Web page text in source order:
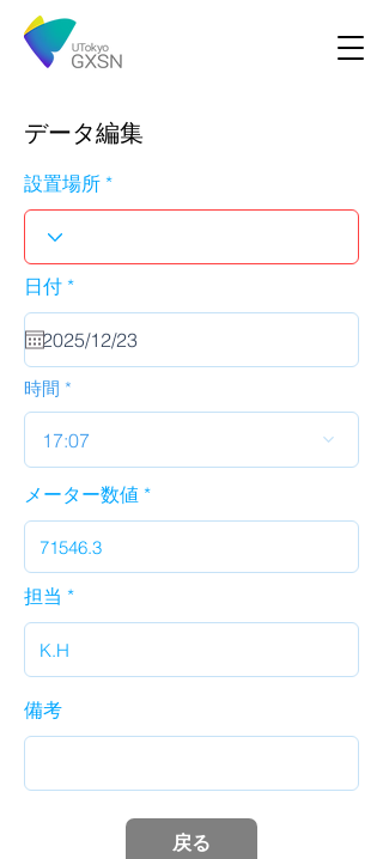
データ編集
設置場所
日付 *r
u
i
d
時間
17:07
メーター数値
担当
備考
戻る